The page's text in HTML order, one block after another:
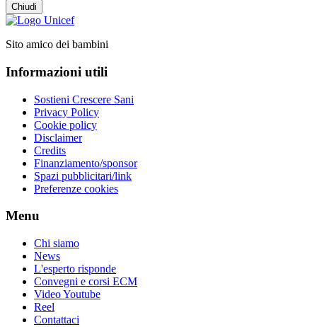
Chiudi
Sito amico dei bambini
Informazioni utili
Sostieni Crescere Sani
Privacy Policy
Cookie policy
Disclaimer
Credits
Finanziamento/sponsor
Spazi pubblicitari/link
Preferenze cookies
Menu
Chi siamo
News
L'esperto risponde
Convegni e corsi ECM
Video Youtube
Reel
Contattaci